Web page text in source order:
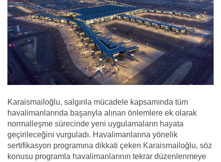
Karaismailoğlu, salgınla mücadele kapsamında tüm
havalimanlarında başarıyla alınan önlemlere ek olarak
normalleşme sürecinde yeni uygulamaların hayata
geçirileceğini vurguladı. Havalimanlarına yönelik
sertifikasyon programına dikkati çeken Karaismailoğlu, söz
konusu programla havalimanlarının tekrar düzenlenmeye